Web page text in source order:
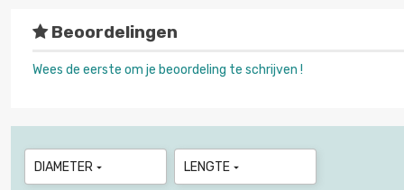
Beoordelingen
Wees de eerste om je beoordeling te schrijven !
DIAMETER  LENGTE 